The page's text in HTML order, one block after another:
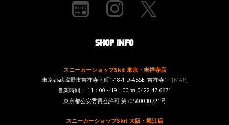
スニーカーショップSkit 東京・吉祥寺店
東京都武蔵野市吉祥寺南町1-18-1 D-ASSET吉祥寺1F [MAP]
営業時間： 11：00～19：00 ℡ 0422-47-6671
東京都公安委員会許可 第30560030721号
スニーカーショップSkit 大阪・堀江店